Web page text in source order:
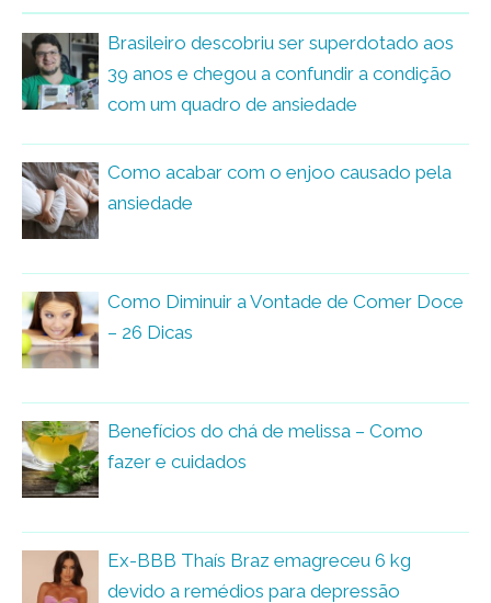
Brasileiro descobriu ser superdotado aos
39 anos e chegou a confundir a condição
com um quadro de ansiedade
Como acabar com o enjoo causado pela
ansiedade
Como Diminuir a Vontade de Comer Doce
– 26 Dicas
Benefícios do chá de melissa – Como
fazer e cuidados
Ex-BBB Thaís Braz emagreceu 6 kg
devido a remédios para depressão